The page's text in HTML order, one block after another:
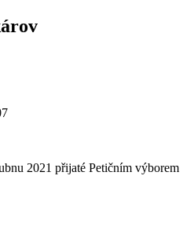
2021 přijaté Petičním výborem